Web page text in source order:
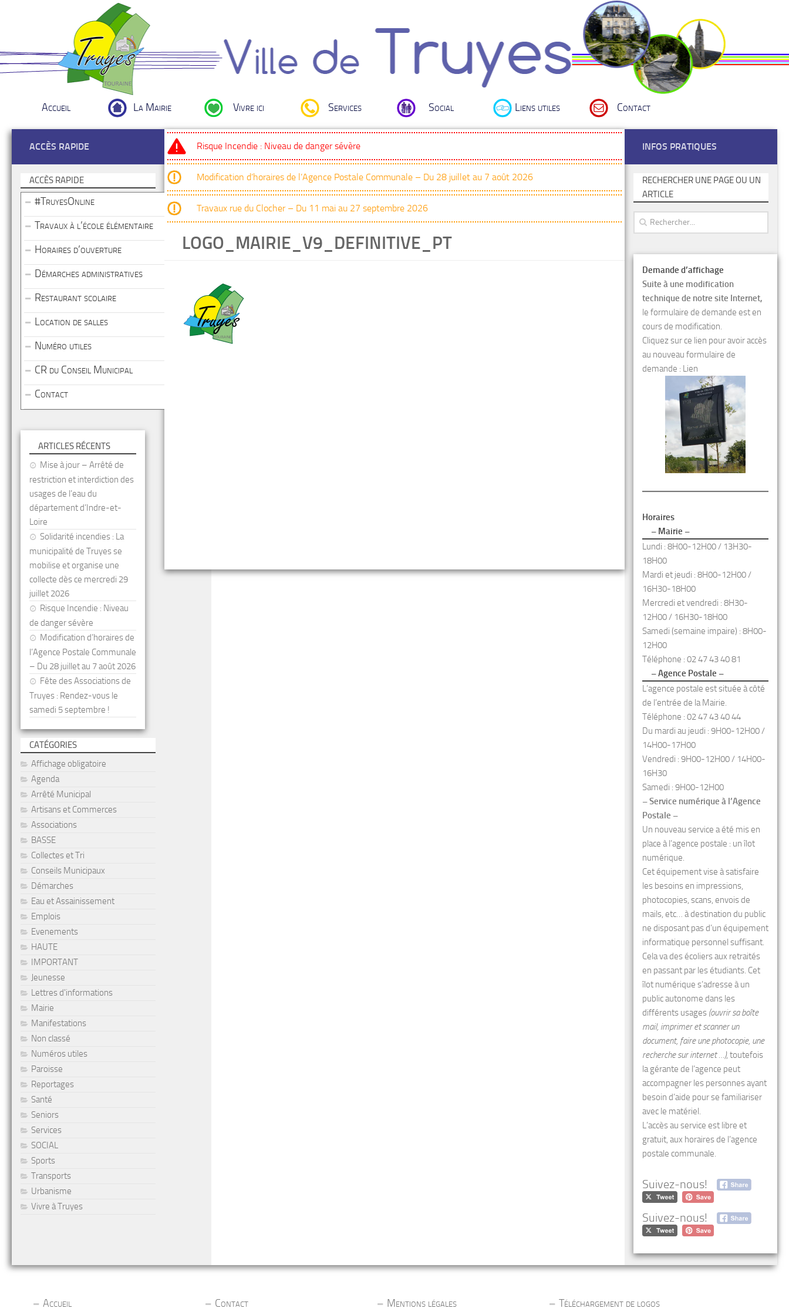
Accueil La Mairie Vivre ici Services Social Liens utiles Contact
Risque Incendie : Niveau de danger sévère
Modification d’horaires de l’Agence Postale Communale – Du 28 juillet au 7 août 2026
Travaux rue du Clocher – Du 11 mai au 27 septembre 2026
LOGO_MAIRIE_V9_DEFINITIVE_PT
ACCÈS RAPIDE
ACCÈS RAPIDE
#TruyesOnline
Travaux à l’école élémentaire
Horaires d’ouverture
Démarches administratives
Restaurant scolaire
Location de salles
Numéro utiles
CR du Conseil Municipal
Contact
ARTICLES RÉCENTS
Mise à jour – Arrêté de
restriction et interdiction des
usages de l’eau du
département d’Indre-et-
Loire
Solidarité incendies : La
municipalité de Truyes se
mobilise et organise une
collecte dès ce mercredi 29
juillet 2026
Risque Incendie : Niveau
de danger sévère
Modification d’horaires de
l’Agence Postale Communale
– Du 28 juillet au 7 août 2026
Fête des Associations de
Truyes : Rendez-vous le
samedi 5 septembre !
CATÉGORIES
Affichage obligatoire
Agenda
Arrêté Municipal
Artisans et Commerces
Associations
BASSE
Collectes et Tri
Conseils Municipaux
Démarches
Eau et Assainissement
Emplois
Evenements
HAUTE
IMPORTANT
Jeunesse
Lettres d'informations
Mairie
Manifestations
Non classé
Numéros utiles
Paroisse
Reportages
Santé
Seniors
Services
SOCIAL
Sports
Transports
Urbanisme
Vivre à Truyes
INFOS PRATIQUES
RECHERCHER UNE PAGE OU UN
ARTICLE
Demande d’affichage
Suite à une modification
technique de notre site Internet,
le formulaire de demande est en
cours de modification.
Cliquez sur ce lien pour avoir accès
au nouveau formulaire de
demande : Lien
Horaires
– Mairie –
Lundi : 8H00-12H00 / 13H30-
18H00
Mardi et jeudi : 8H00-12H00 /
16H30-18H00
Mercredi et vendredi : 8H30-
12H00 / 16H30-18H00
Samedi (semaine impaire) : 8H00-
12H00
Téléphone : 02 47 43 40 81
– Agence Postale –
L’agence postale est située à côté
de l’entrée de la Mairie.
Téléphone : 02 47 43 40 44
Du mardi au jeudi : 9H00-12H00 /
14H00-17H00
Vendredi : 9H00-12H00 / 14H00-
16H30
Samedi : 9H00-12H00
– Service numérique à l’Agence
Postale –
Un nouveau service a été mis en
place à l’agence postale : un îlot
numérique.
Cet équipement vise à satisfaire
les besoins en impressions,
photocopies, scans, envois de
mails, etc… à destination du public
ne disposant pas d’un équipement
informatique personnel suffisant.
Cela va des écoliers aux retraités
en passant par les étudiants. Cet
îlot numérique s’adresse à un
public autonome dans les
différents usages (ouvrir sa boîte
mail, imprimer et scanner un
document, faire une photocopie, une
recherche sur internet …), toutefois
la gérante de l’agence peut
accompagner les personnes ayant
besoin d’aide pour se familiariser
avec le matériel.
L’accès au service est libre et
gratuit, aux horaires de l’agence
postale communale.
Suivez-nous!
Suivez-nous!
Accueil Contact Mentions légales Téléchargement de logos